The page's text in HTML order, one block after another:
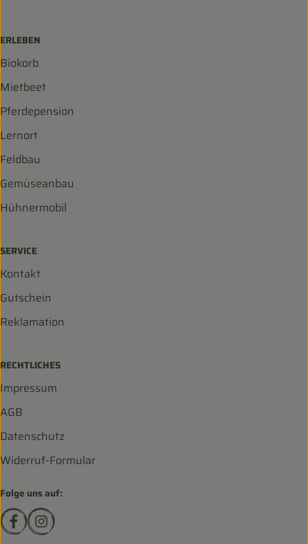
ERLEBEN
Biokorb
Mietbeet
Pferdepension
Lernort
Feldbau
Gemüseanbau
Hühnermobil
SERVICE
Kontakt
Gutschein
Reklamation
RECHTLICHES
Impressum
AGB
Datenschutz
Widerruf-Formular
Folge uns auf:
Externer Link zu https://www.facebook.com/
Externer Link zu https://www.instagram.com/